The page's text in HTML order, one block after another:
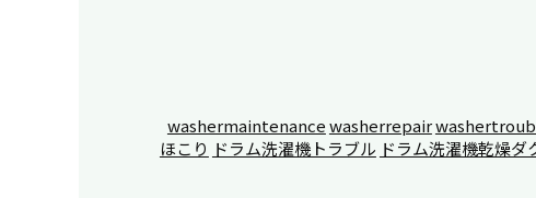
washermaintenancewasherrepair
ほこり ドラム洗濯機トラブル ドラム洗濯機乾燥ダ